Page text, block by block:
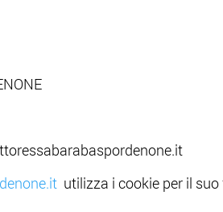
utilizza i cookie per il